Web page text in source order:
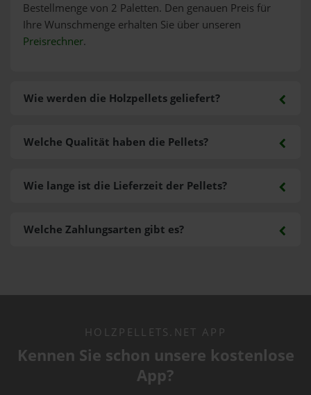
Bestellmenge von 2 Paletten. Den genauen Preis für
Ihre Wunschmenge erhalten Sie über unseren
Preisrechner.
Wie werden die Holzpellets geliefert?
Welche Zahlungsarten gibt es?
Welche Qualität haben die Pellets?
Wie lange ist die Lieferzeit der Pellets?
HOLZPELLETS.NET APP
Kennen Sie schon unsere kostenlose
App?